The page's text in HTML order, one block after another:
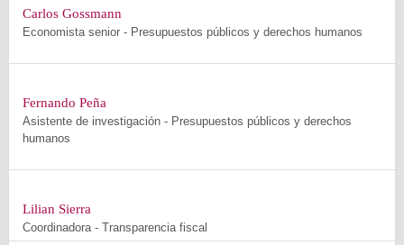
Carlos Gossmann
Economista senior - Presupuestos públicos y derechos humanos
Fernando Peña
Asistente de investigación - Presupuestos públicos y derechos
humanos
Lilian Sierra
Coordinadora - Transparencia fiscal